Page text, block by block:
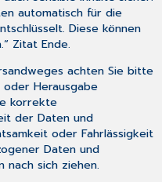
automatisch für die
Diese können
Zitat Ende.
achten Sie bitte
Herausgabe
korrekte
der Daten und
oder Fahrlässigkeit
Daten und
nach sich ziehen.